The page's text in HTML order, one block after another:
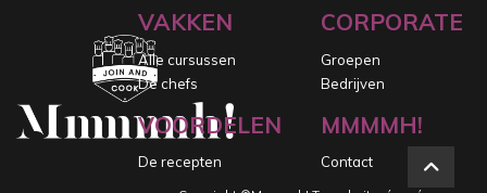
VAKKEN
Alle cursussen
De chefs
CORPORATE
Groepen
Bedrijven
VOORDELEN
De recepten
MMMMH!
Contact